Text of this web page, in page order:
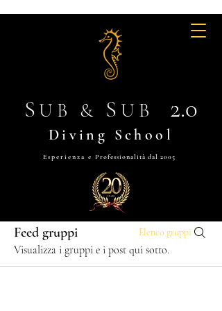
S UB & S UB 2.0
Diving School
Esperienza e Professionalità dal 2005
Feed gruppi Elenco gruppi
Visualizza i gruppi e i post qui sotto.